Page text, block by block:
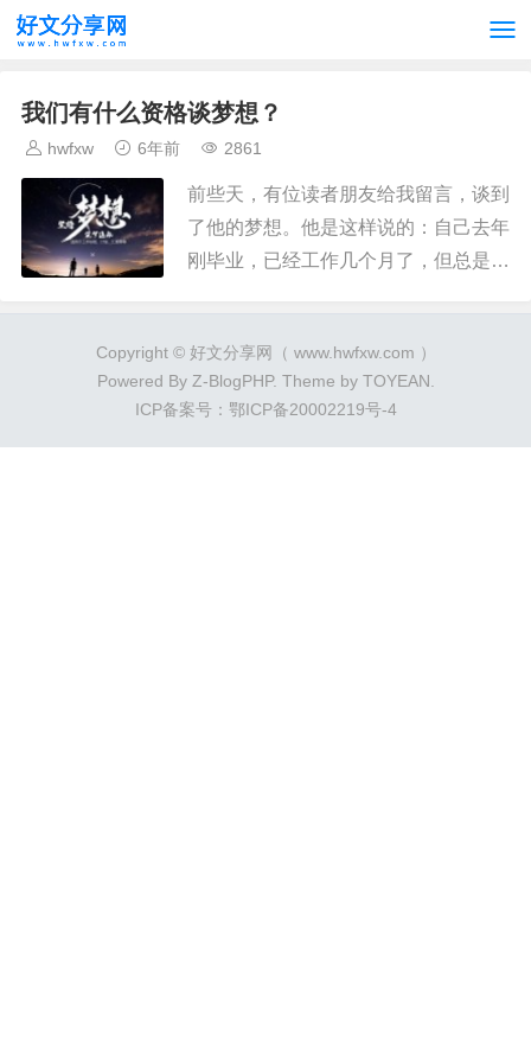
我们有什么资格谈梦想？
hwfxw 6年前 2861
前些天，有位读者朋友给我留言，谈到
了他的梦想。 他是这样说的： 自己去年
刚毕业，已经工作几个月了，但总是感
些自己作品的拥趸，...
Copyright © 好文分享网（ www.hwfxw.com ）
Powered By Z-BlogPHP. Theme by TOYEAN
ICP备案号：鄂ICP备20002219号-4